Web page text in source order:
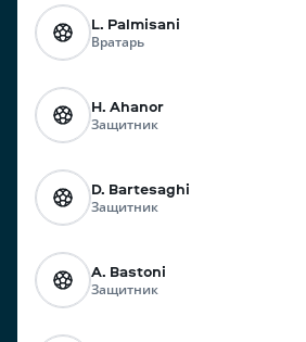
L. Palmisani
Вратарь
H. Ahanor
Защитник
D. Bartesaghi
Защитник
A. Bastoni
Защитник